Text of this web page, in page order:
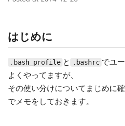
はじめに
.bash_profile と .bashrc でユ
よくやってますが、
その使い分けについてまじめに
でメモをしておきます。